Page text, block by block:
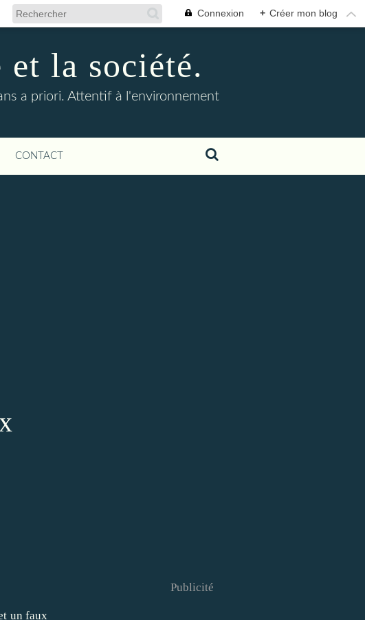
Connexion + Créer mon blog
la société.
a priori. Attentif à l'environnement
CONTACT
un faux
Publicité